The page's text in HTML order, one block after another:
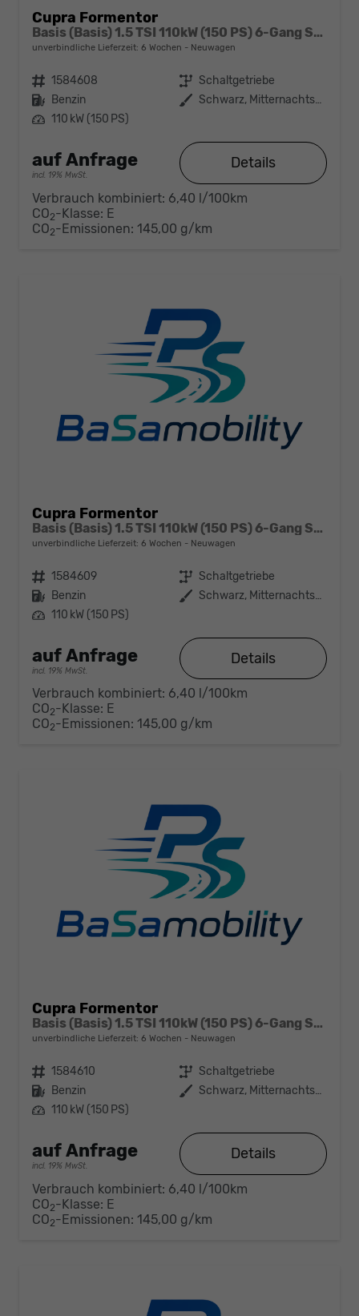
Cupra Formentor
Basis (Basis) 1.5 TSI 110kW (150 PS) 6-Gang Schaltgetriebe
unverbindliche Lieferzeit: 6 Wochen Neuwagen
Fahrzeugnr. 1584608 Getriebe Schaltgetriebe
Kraftstoff Benzin Außenfarbe
Schwarz, Mitternachtsschwarz (0E)
Leistung 110 kW (150 PS)
auf Anfrage
incl. 19% MwSt.
Details
Verbrauch kombiniert: 6,40 l/100km
CO2-Klasse: E
CO2-Emissionen: 145,00 g/km
Cupra Formentor
Basis (Basis) 1.5 TSI 110kW (150 PS) 6-Gang Schaltgetriebe
unverbindliche Lieferzeit: 6 Wochen Neuwagen
Fahrzeugnr. 1584609 Getriebe Schaltgetriebe
Kraftstoff Benzin Außenfarbe
Schwarz, Mitternachtsschwarz (0E)
Leistung 110 kW (150 PS)
auf Anfrage
incl. 19% MwSt.
Details
Verbrauch kombiniert: 6,40 l/100km
CO2-Klasse: E
CO2-Emissionen: 145,00 g/km
Cupra Formentor
Basis (Basis) 1.5 TSI 110kW (150 PS) 6-Gang Schaltgetriebe
unverbindliche Lieferzeit: 6 Wochen Neuwagen
Fahrzeugnr. 1584610 Getriebe Schaltgetriebe
Kraftstoff Benzin Außenfarbe
Schwarz, Mitternachtsschwarz (0E)
Leistung 110 kW (150 PS)
auf Anfrage
incl. 19% MwSt.
Details
Verbrauch kombiniert: 6,40 l/100km
CO2-Klasse: E
CO2-Emissionen: 145,00 g/km